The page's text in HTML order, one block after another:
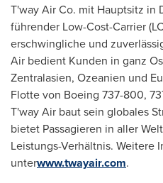
T'way Air Co. mit Hauptsitz in
führender Low-Cost-Carrier
erschwingliche und
Air bedient Kunden in ganz
Zentralasien, Ozeanien und
Flotte von Boeing 737-800,
T'way Air baut sein globales
bietet Passagieren in aller
Leistungs-Verhältnis. Weitere
unterwww.twayair.com.